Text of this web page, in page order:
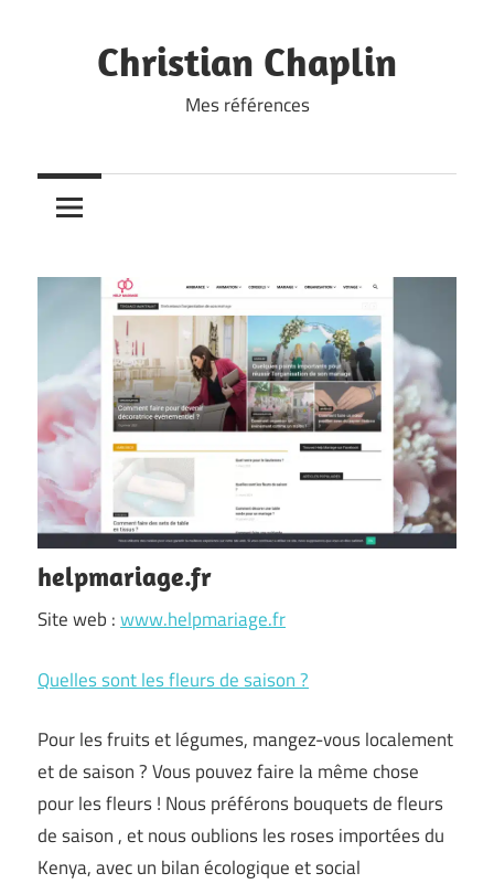
Christian Chaplin
Mes références
helpmariage.fr
Site web :www.helpmariage.fr
Quelles sont les fleurs de saison ?
Pour les fruits et légumes, mangez-vous localement
et de saison ? Vous pouvez faire la même chose
pour les fleurs ! Nous préférons bouquets de fleurs
de saison , et nous oublions les roses importées du
Kenya, avec un bilan écologique et social